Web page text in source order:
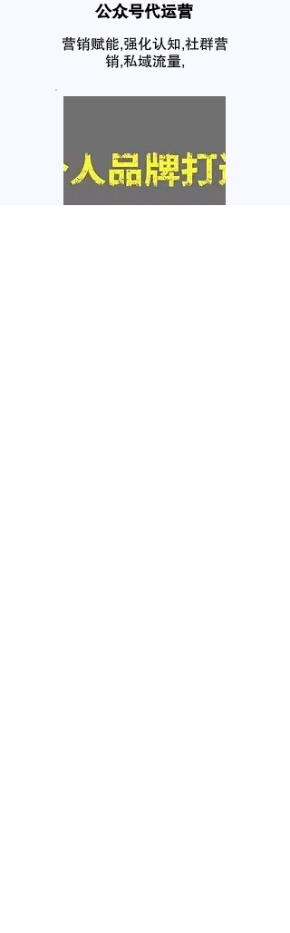
公众号代运营
营销赋能,强化认知,社群营
销,私域流量,